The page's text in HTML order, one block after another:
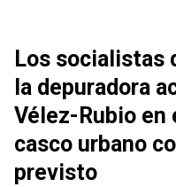
Los socialistas
la depuradora
Vélez-Rubio en
casco urbano
previsto